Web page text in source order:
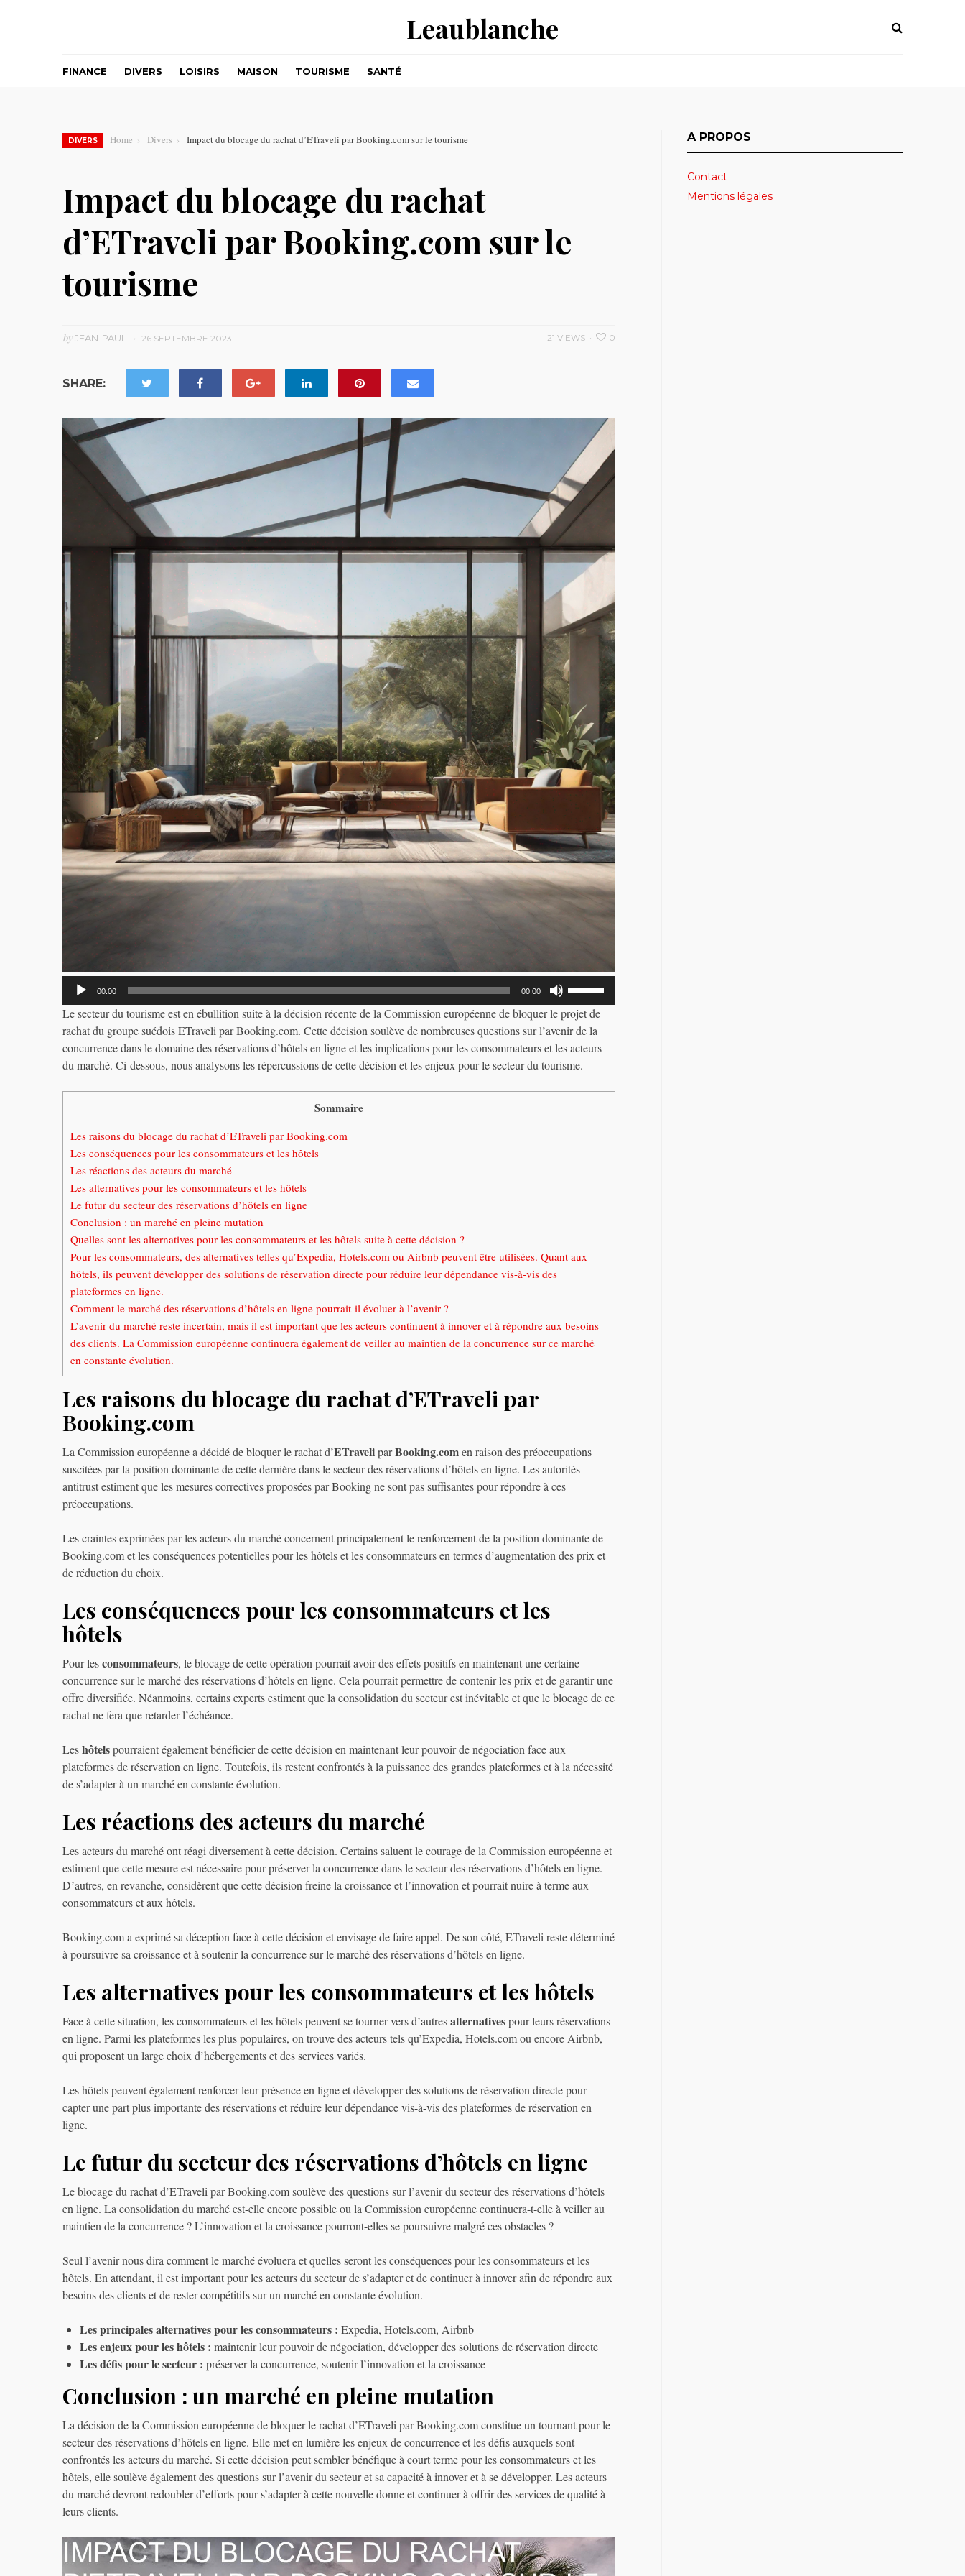
Leaublanche
FINANCE DIVERS LOISIRS MAISON TOURISME SANTÉ
DIVERS Home Divers Impact du blocage du rachat d’ETraveli par Booking.com sur le tourisme
Impact du blocage du rachat
d’ETraveli par Booking.com sur le
tourisme
byJEAN-PAUL 26 SEPTEMBRE 2023 0
21 VIEWS
SHARE:
Lecteur
00:00 00:00
flèches
haut/bas
pour
augmenter
Le secteur du tourisme est en ébullition suite à la décision récente de la Commission européenne de bloquer le projet de
rachat du groupe suédois ETraveli par Booking.com. Cette décision soulève de nombreuses questions sur l’avenir de la
concurrence dans le domaine des réservations d’hôtels en ligne et les implications pour les consommateurs et les acteurs
du marché. Ci-dessous, nous analysons les répercussions de cette décision et les enjeux pour le secteur du tourisme.
Sommaire
Les raisons du blocage du rachat d’ETraveli par Booking.com
Les conséquences pour les consommateurs et les hôtels
Les réactions des acteurs du marché
Les alternatives pour les consommateurs et les hôtels
Le futur du secteur des réservations d’hôtels en ligne
Conclusion : un marché en pleine mutation
Quelles sont les alternatives pour les consommateurs et les hôtels suite à cette décision ?
Pour les consommateurs, des alternatives telles qu’Expedia, Hotels.com ou Airbnb peuvent être utilisées. Quant aux
hôtels, ils peuvent développer des solutions de réservation directe pour réduire leur dépendance vis-à-vis des
plateformes en ligne.
Comment le marché des réservations d’hôtels en ligne pourrait-il évoluer à l’avenir ?
L’avenir du marché reste incertain, mais il est important que les acteurs continuent à innover et à répondre aux besoins
des clients. La Commission européenne continuera également de veiller au maintien de la concurrence sur ce marché
en constante évolution.
Les raisons du blocage du rachat d’ETraveli par
Booking.com
La Commission européenne a décidé de bloquer le rachat d’ETraveliparBooking.comen raison des préoccupations
suscitées par la position dominante de cette dernière dans le secteur des réservations d’hôtels en ligne. Les autorités
antitrust estiment que les mesures correctives proposées par Booking ne sont pas suffisantes pour répondre à ces
préoccupations.
Les craintes exprimées par les acteurs du marché concernent principalement le renforcement de la position dominante de
Booking.com et les conséquences potentielles pour les hôtels et les consommateurs en termes d’augmentation des prix et
de réduction du choix.
Les conséquences pour les consommateurs et les
hôtels
Pour lesconsommateurs, le blocage de cette opération pourrait avoir des effets positifs en maintenant une certaine
concurrence sur le marché des réservations d’hôtels en ligne. Cela pourrait permettre de contenir les prix et de garantir une
offre diversifiée. Néanmoins, certains experts estiment que la consolidation du secteur est inévitable et que le blocage de ce
rachat ne fera que retarder l’échéance.
Leshôtelspourraient également bénéficier de cette décision en maintenant leur pouvoir de négociation face aux
plateformes de réservation en ligne. Toutefois, ils restent confrontés à la puissance des grandes plateformes et à la nécessité
de s’adapter à un marché en constante évolution.
Les réactions des acteurs du marché
Les acteurs du marché ont réagi diversement à cette décision. Certains saluent le courage de la Commission européenne et
estiment que cette mesure est nécessaire pour préserver la concurrence dans le secteur des réservations d’hôtels en ligne.
D’autres, en revanche, considèrent que cette décision freine la croissance et l’innovation et pourrait nuire à terme aux
consommateurs et aux hôtels.
Booking.com a exprimé sa déception face à cette décision et envisage de faire appel. De son côté, ETraveli reste déterminé
à poursuivre sa croissance et à soutenir la concurrence sur le marché des réservations d’hôtels en ligne.
Les alternatives pour les consommateurs et les hôtels
Face à cette situation, les consommateurs et les hôtels peuvent se tourner vers d’autresalternativespour leurs réservations
en ligne. Parmi les plateformes les plus populaires, on trouve des acteurs tels qu’Expedia, Hotels.com ou encore Airbnb,
qui proposent un large choix d’hébergements et des services variés.
Les hôtels peuvent également renforcer leur présence en ligne et développer des solutions de réservation directe pour
capter une part plus importante des réservations et réduire leur dépendance vis-à-vis des plateformes de réservation en
ligne.
Le futur du secteur des réservations d’hôtels en ligne
Le blocage du rachat d’ETraveli par Booking.com soulève des questions sur l’avenir du secteur des réservations d’hôtels
en ligne. La consolidation du marché est-elle encore possible ou la Commission européenne continuera-t-elle à veiller au
maintien de la concurrence ? L’innovation et la croissance pourront-elles se poursuivre malgré ces obstacles ?
Seul l’avenir nous dira comment le marché évoluera et quelles seront les conséquences pour les consommateurs et les
hôtels. En attendant, il est important pour les acteurs du secteur de s’adapter et de continuer à innover afin de répondre aux
besoins des clients et de rester compétitifs sur un marché en constante évolution.
Les principales alternatives pour les consommateurs : Expedia, Hotels.com, Airbnb
Les enjeux pour les hôtels : maintenir leur pouvoir de négociation, développer des solutions de réservation directe
Les défis pour le secteur : préserver la concurrence, soutenir l’innovation et la croissance
Conclusion : un marché en pleine mutation
La décision de la Commission européenne de bloquer le rachat d’ETraveli par Booking.com constitue un tournant pour le
secteur des réservations d’hôtels en ligne. Elle met en lumière les enjeux de concurrence et les défis auxquels sont
confrontés les acteurs du marché. Si cette décision peut sembler bénéfique à court terme pour les consommateurs et les
hôtels, elle soulève également des questions sur l’avenir du secteur et sa capacité à innover et à se développer. Les acteurs
du marché devront redoubler d’efforts pour s’adapter à cette nouvelle donne et continuer à offrir des services de qualité à
leurs clients.
A PROPOS
Contact
Mentions légales